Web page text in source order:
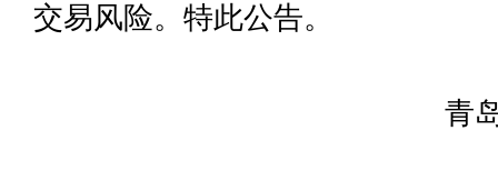
交易风险。特此公告。
青